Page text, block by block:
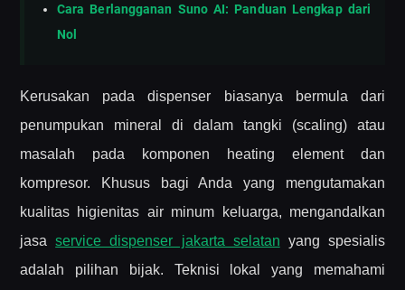
Cara Berlangganan Suno AI: Panduan Lengkap dari
Nol
Kerusakan pada dispenser biasanya bermula dari
penumpukan mineral di dalam tangki (scaling) atau
masalah pada komponen heating element dan
kompresor. Khusus bagi Anda yang mengutamakan
kualitas higienitas air minum keluarga, mengandalkan
jasaservice dispenser jakarta selatan yang spesialis
adalah pilihan bijak. Teknisi lokal yang memahami